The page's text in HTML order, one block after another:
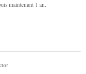
maintenant 1 an.